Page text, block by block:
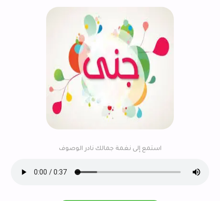
استمع إلى نغمة جمالك نادر الوصوف